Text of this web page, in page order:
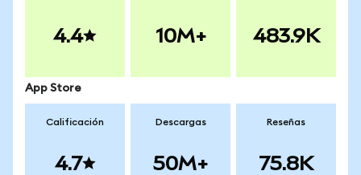
4.4 10M+ 483.9K
App Store
Calificación
4.7
Descargas
50M+
Reseñas
75.8K